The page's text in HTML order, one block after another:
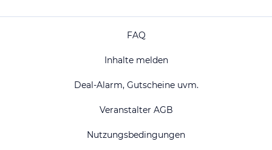
FAQ
Inhalte melden
Deal-Alarm, Gutscheine uvm.
Veranstalter AGB
Nutzungsbedingungen